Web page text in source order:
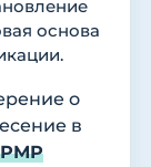
основа
о
в